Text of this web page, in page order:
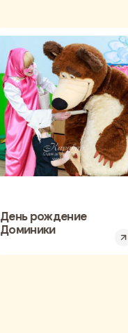
День рождение
Доминики